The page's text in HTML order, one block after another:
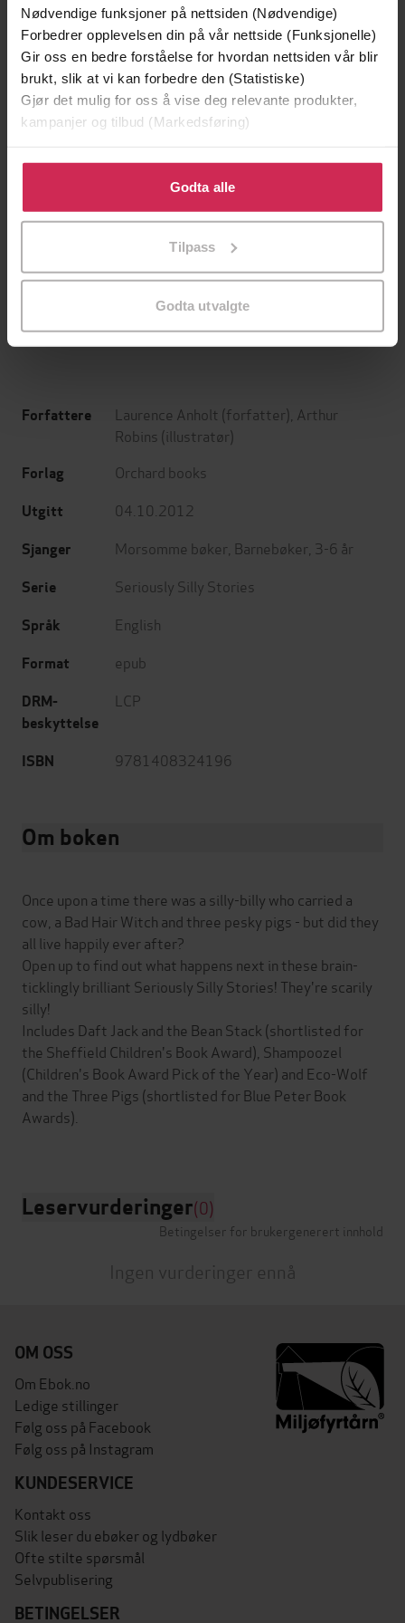
Nødvendige funksjoner på nettsiden (Nødvendige)
Forbedrer opplevelsen din på vår nettside (Funksjonelle)
Gir oss en bedre forståelse for hvordan nettsiden vår blir
brukt, slik at vi kan forbedre den (Statistiske)
Gjør det mulig for oss å vise deg relevante produkter,
kampanjer og tilbud (Markedsføring)
Klikk på «Godta alle» for å gi oss ditt samtykke til å
bruke cookies for alle disse formålene. Du kan også
tilpasse ditt samtykke til spesifikke formål ved å klikke
Godta alle
Tilpass
Godta utvalgte
Minnesota
Utskudd
Forfattere Laurence Anholt (forfatter), Arthur
Robins (illustratør)
Forlag Orchard books
Utgitt 04.10.2012
Sjanger Morsomme bøker Barnebøker 3-6 år
Serie Seriously Silly Stories
Språk English
Format epub
DRM-
beskyttelse
LCP
ISBN 9781408324196
Om boken
Once upon a time there was a silly-billy who carried a
cow, a Bad Hair Witch and three pesky pigs - but did they
all live happily ever after?
Open up to find out what happens next in these brain-
ticklingly brilliant Seriously Silly Stories! They're scarily
silly!
Includes Daft Jack and the Bean Stack (shortlisted for
the Sheffield Children's Book Award), Shampoozel
(Children's Book Award Pick of the Year) and Eco-Wolf
and the Three Pigs (shortlisted for Blue Peter Book
Awards).
Leservurderinger(0)
Betingelser for brukergenerert innhold
Ingen vurderinger ennå
OM OSS
Om Ebok.no
Ledige stillinger
Følg oss på Facebook
Følg oss på Instagram
KUNDESERVICE
Kontakt oss
Slik leser du ebøker og lydbøker
Ofte stilte spørsmål
Selvpublisering
BETINGELSER